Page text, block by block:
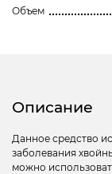
Объем
Описание
Данное средство
заболевания
можно